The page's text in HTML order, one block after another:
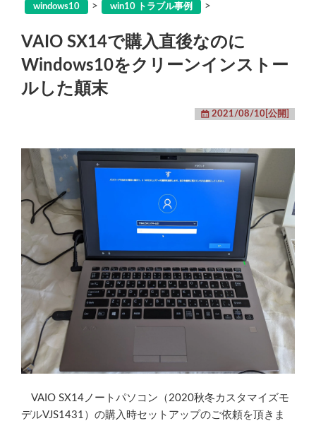
windows10 > win10 トラブル事例 >
VAIO SX14で購入直後なのに
Windows10をクリーンインストー
ルした顛末
2021/08/10[公開]
VAIO SX14ノートパソコン（2020秋冬カスタマイズモ
デルVJS1431）の購入時セットアップのご依頼を頂きま